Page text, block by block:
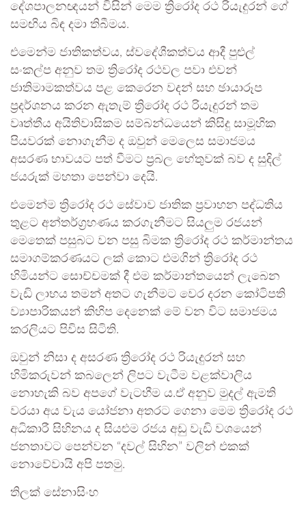
දේශපාලනඥයන් විසින් මෙම ත්‍රිරෝද රථ රියැදුරන් ගේ
සමඟිය බිඳ දමා තිබීමය.
එමෙන්ම ජාතිකත්වය, ස්වදේශීකත්වය ආදී පුළුල්
සංකල්ප අනුව තම ත්‍රිරෝද රථවල පවා එවන්
ජාතිමාමකත්වය පළ කෙරෙන වදන් සහ ඡායාරූප
ප්‍රදර්ශනය කරන ඇතැම් ත්‍රිරෝද රථ රියැදුරන් තම
වෘත්තීය අයිතිවාසිකම සම්බන්ධයෙන් කිසිදු සාමූහික
පියවරක් නොගැනීම ද ඔවුන් මෙලෙස සමාජමය
අසරණ භාවයට පත් වීමට ප්‍රබල හේතුවක් බව ද සුදිල්
ජයරුක් මහතා පෙන්වා දෙයි.
එමෙන්ම ත්‍රිරෝද රථ සේවාව ජාතික ප්‍රවාහන පද්ධතිය
තුළට අන්තර්ග්‍රහණය කරගැනීමට සියලුම රජයන්
මෙතෙක් පසුබට වන පසු බිමක ත්‍රිරෝද රථ කර්මාන්තය
සමාගම්කරණයට ලක් කොට එමගින් ත්‍රිරෝද රථ
හිමියන්ට සොච්චමක් දී එම කර්මාන්තයෙන් ලැබෙන
වැඩි ලාභය තමන් අතට ගැනීමට වෙර දරන කෝටිපති
ව්‍යාපාරිකයන් කිහිප දෙනෙක් මේ වන විට සමාජමය
කරලියට පිවිස සිටිති.
ඔවුන් නිසා ද අසරණ ත්‍රිරෝද රථ රියැදුරන් සහ
හිමිකරුවන් කබලෙන් ලිපට වැටීම වළක්වාලිය
නොහැකි බව අපගේ වැටහීම ය.ඒ අනුව මුදල් ඇමති
වරයා අය වැය යෝජනා අතරට ගෙනා මෙම ත්‍රිරෝද රථ
අධිකාරී සිහිනය ද සියළුම රජය අඩු වැඩි වශයෙන්
ජනතාවට පෙන්වන “දවල් සිහින” වලින් එකක්
නොවේවායි අපි පතමු.
තිලක් සේනාසිංහ